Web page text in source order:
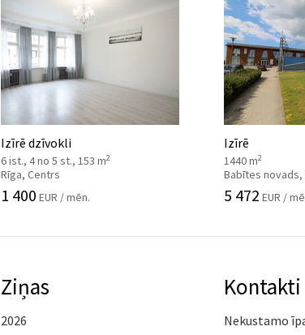
Izīrē dzīvokli
6 ist., 4 no 5 st., 153 m2
Rīga, Centrs
1 400 EUR / mēn.
Izīrē
1440 m2
Babītes novads,
5 472 EUR /
Ziņas
2026
Kontakti
Nekustamo